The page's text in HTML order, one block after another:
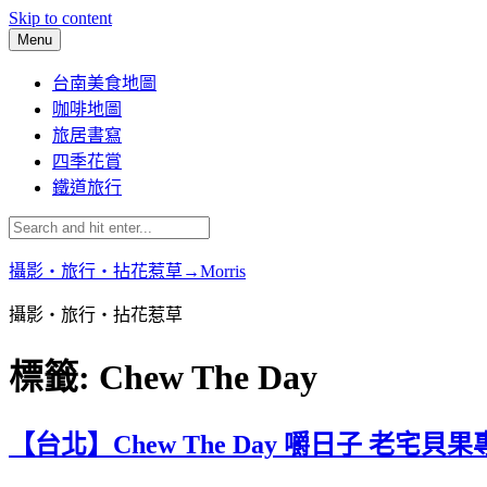
Skip to content
Menu
台南美食地圖
咖啡地圖
旅居書寫
四季花賞
鐵道旅行
攝影‧旅行‧拈花惹草→Morris
攝影‧旅行‧拈花惹草
標籤: Chew The Day
【台北】Chew The Day 嚼日子 老宅貝果